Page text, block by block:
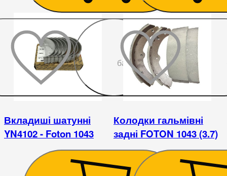
До
бажаного
Вкладиші шатунні
YN4102 - Foton 1043
Колодки гальмівні
задні FOTON 1043 (3.7)